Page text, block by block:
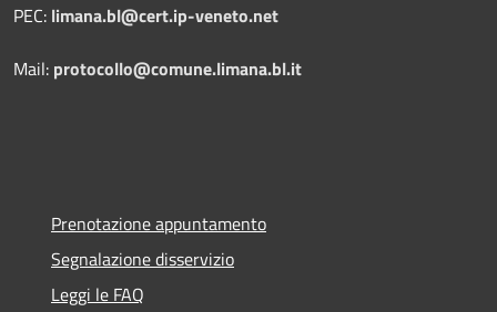
PEC: limana.bl@cert.ip-veneto.net
Mail: protocollo@comune.limana.bl.it
Prenotazione appuntamento
Segnalazione disservizio
Leggi le FAQ